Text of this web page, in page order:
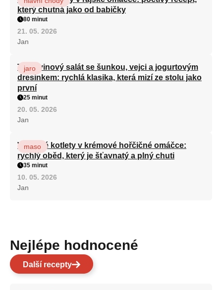
který chutná jako od babičky
80 minut
21. 05. 2026
Jan
Těstovinový salát se šunkou, vejci a jogurtovým
dresinkem: rychlá klasika, která mizí ze stolu jako
první
jaro
25 minut
20. 05. 2026
Jan
Vepřové kotlety v krémové hořčičné omáčce:
rychlý oběd, který je šťavnatý a plný chuti
maso
35 minut
10. 05. 2026
Jan
Nejlépe hodnocené
Další recepty